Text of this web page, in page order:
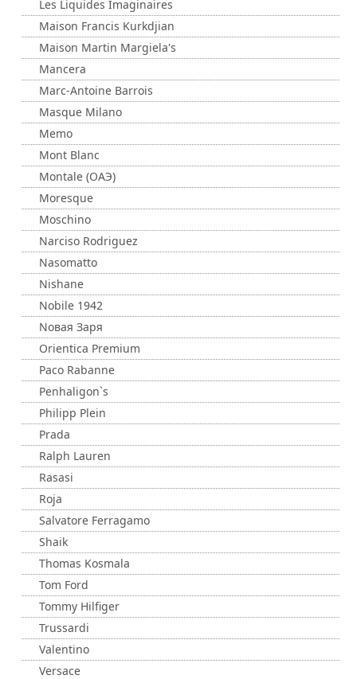
Les Liquides Imaginaires
Maison Francis Kurkdjian
Maison Martin Margiela's
Mancera
Marc-Antoine Barrois
Masque Milano
Memo
Mont Blanc
Montale (ОАЭ)
Moresque
Moschino
Narciso Rodriguez
Nasomatto
Nishane
Nobile 1942
Nовая Заря
Orientica Premium
Paco Rabanne
Penhaligon`s
Philipp Plein
Prada
Ralph Lauren
Rasasi
Roja
Salvatore Ferragamo
Shaik
Thomas Kosmala
Tom Ford
Tommy Hilfiger
Trussardi
Valentino
Versace